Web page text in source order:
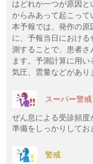
はどれか一つが原因
からみあって起こって
本予報では、発作の原
に、予報当日におけ
測することで、患者
ます。予測計算に用
気圧、雲量などがあり
スーパー警戒
ぜん息による受診頻
準備をしっかりしてお
警戒